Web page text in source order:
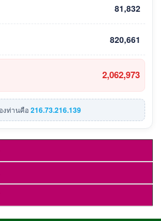
81,832
820,661
2,062,973
งท่านคือ216.73.216.139